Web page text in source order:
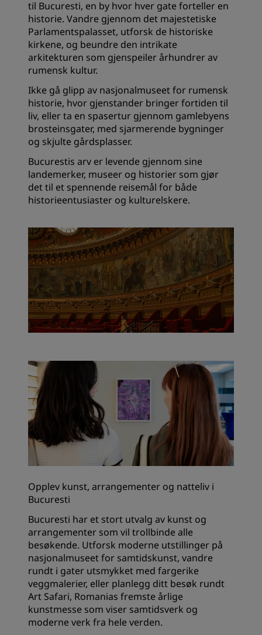
til Bucuresti, en by hvor hver gate forteller en
historie. Vandre gjennom det majestetiske
Parlamentspalasset, utforsk de historiske
kirkene, og beundre den intrikate
arkitekturen som gjenspeiler århundrer av
rumensk kultur.
Ikke gå glipp av nasjonalmuseet for rumensk
historie, hvor gjenstander bringer fortiden til
liv, eller ta en spasertur gjennom gamlebyens
brosteinsgater, med sjarmerende bygninger
og skjulte gårdsplasser.
Bucurestis arv er levende gjennom sine
landemerker, museer og historier som gjør
det til et spennende reisemål for både
historieentusiaster og kulturelskere.
Opplev kunst, arrangementer og natteliv i
Bucuresti
Bucuresti har et stort utvalg av kunst og
arrangementer som vil trollbinde alle
besøkende. Utforsk moderne utstillinger på
nasjonalmuseet for samtidskunst, vandre
rundt i gater utsmykket med fargerike
veggmalerier, eller planlegg ditt besøk rundt
Art Safari, Romanias fremste årlige
kunstmesse som viser samtidsverk og
moderne verk fra hele verden.